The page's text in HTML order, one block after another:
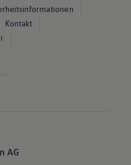
Kontakt
AG